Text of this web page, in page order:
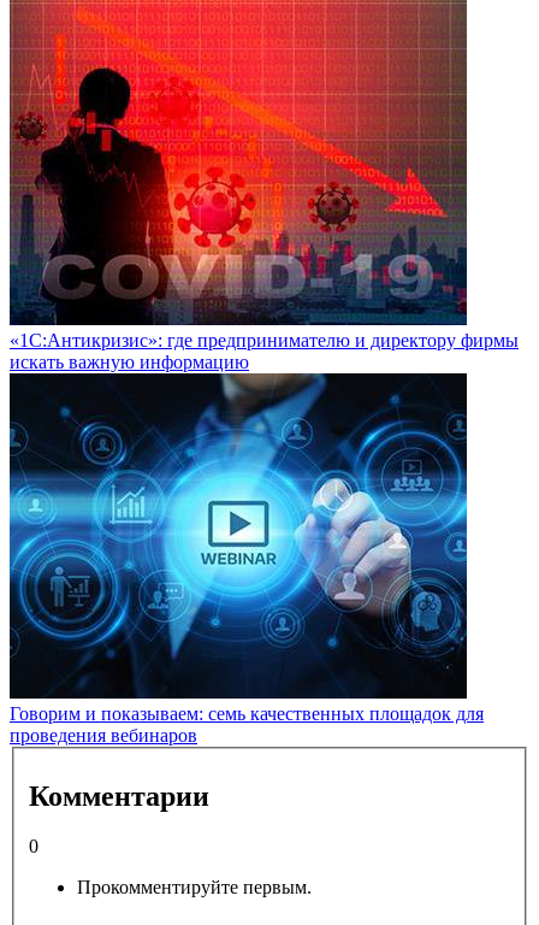
«1С:Антикризис»: где предпринимателю и директору фирмы
искать важную информацию
Говорим и показываем: семь качественных площадок для
проведения вебинаров
Комментарии
0
Прокомментируйте первым.